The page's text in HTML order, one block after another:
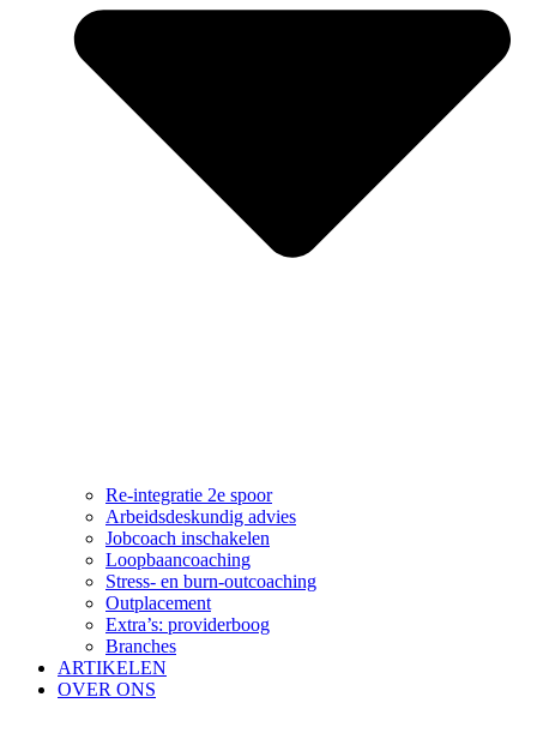
Re-integratie 2e spoor
Arbeidsdeskundig advies
Jobcoach inschakelen
Loopbaancoaching
Stress- en burn-outcoaching
Outplacement
Extra’s: providerboog
Branches
ARTIKELEN
OVER ONS